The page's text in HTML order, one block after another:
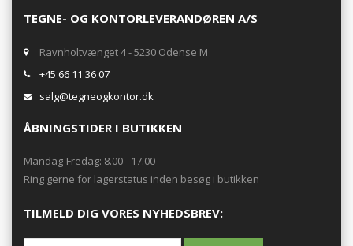
TEGNE- OG KONTORLEVERANDØREN A/S
Ravnholtvænget 4 - 5230 Odense M
+45 66 11 36 07
salg@tegneogkontor.dk
ÅBNINGSTIDER I BUTIKKEN
Mandag-Fredag: 8.00 - 17.00
Ring gerne for lagerstatus inden besøg i butikken
TILMELD DIG VORES NYHEDSBREV: